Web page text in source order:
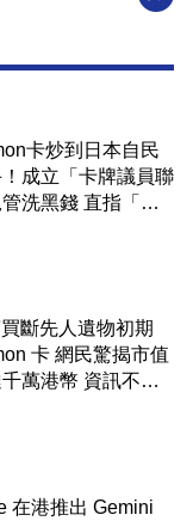
卡炒到日本自民
成立「卡牌議員聯
洗黑錢 直指「日
斷先人遺物初期
民驚揭市值
萬港幣 資訊不對
在港推出 Gemini